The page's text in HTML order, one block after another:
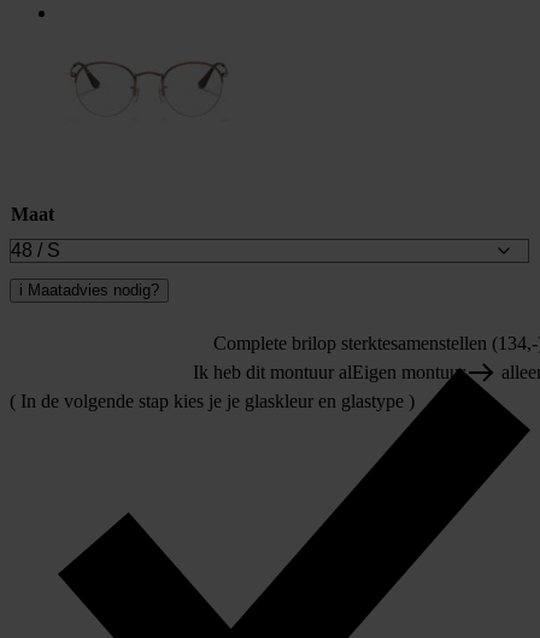
Maat
i Maatadvies nodig?
Complete brilop sterktesamenstellen
Ik heb dit montuur alEigen montuur
( In de volgende stap kies je je glaskleur en glastype )